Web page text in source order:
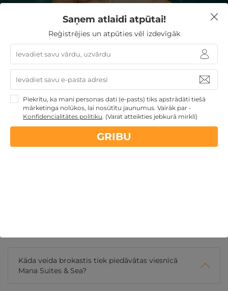
REĢISTRĒJIETIES JAUNUMU
SAŅEMŠANAI
Reģistrējoties Jūs piekrītat saņemt īpašos atpūtas
piedāvājumus un jaunumus.
Kāda veida brokastis tiek piedāvātas viesnīcā
Mana Suites & Sea?
Saņem atlaidi atpūtai!
Reģistrējies un atpūties vēl izdevīgāk
Piekrītu, ka mani personas dati (e-pasts) tiks apstrādāti tiešā
mārketinga nolūkos, lai nosūtītu jaunumus. Vairāk par -
Konfidencialitātes politiku. (Varat atteikties jebkurā mirklī)
GRIBU